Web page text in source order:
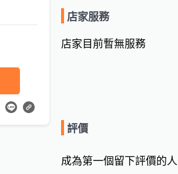
店家服務
店家目前暫無服務
評價
成為第一個留下評價的人